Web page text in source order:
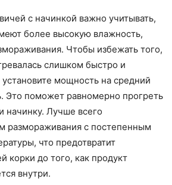
с начинкой важно учитывать,
более высокую влажность,
Чтобы избежать того,
слишком быстро и
установите мощность на средний
Это поможет равномерно прогреть
начинку. Лучше всего
размораживания с постепенным
что предотвратит
корки до того, как продукт
внутри.